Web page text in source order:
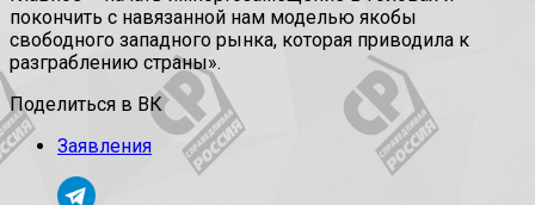
покончить с навязанной нам моделью якобы
свободного западного рынка, которая приводила к
разграблению страны».
Поделиться в ВК
Заявления